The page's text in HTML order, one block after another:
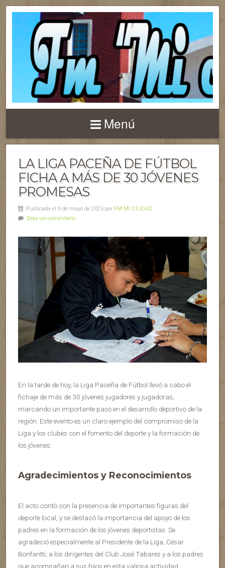
Menú
LA LIGA PACEÑA DE FÚTBOL
FICHA A MÁS DE 30 JÓVENES
PROMESAS
Publicada el 9 de mayo de 2025 por FM MI CIUDAD
Deja un comentario
En la tarde de hoy, la Liga Paceña de Fútbol llevó a cabo el
fichaje de más de 30 jóvenes jugadores y jugadoras,
marcando un importante paso en el desarrollo deportivo de la
región. Este evento es un claro ejemplo del compromiso de la
Liga y los clubes con el fomento del deporte y la formación de
los jóvenes.
Agradecimientos y Reconocimientos
El acto contó con la presencia de importantes figuras del
deporte local, y se destacó la importancia del apoyo de los
padres en la formación de los jóvenes deportistas. Se
agradeció especialmente al Presidente de la Liga, César
Bonfantti, a los dirigentes del Club José Tabares y a los padres
que acompañan a sus hijos en esta valiosa actividad.